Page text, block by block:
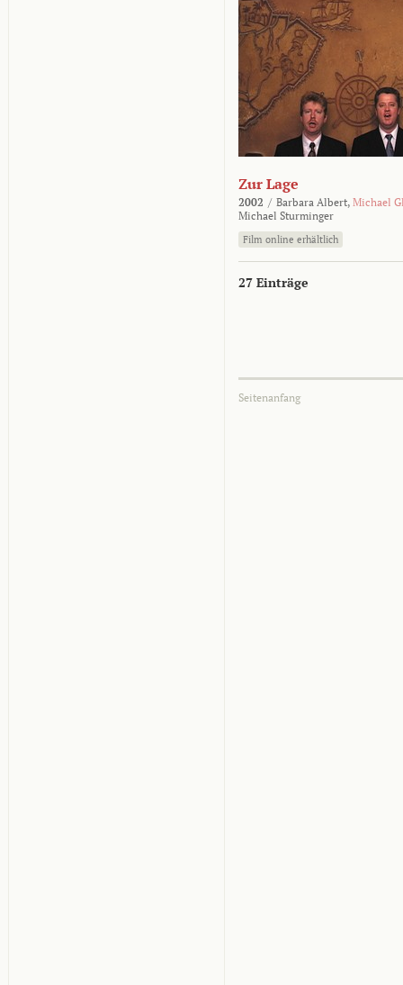
Zur Lage
2002 / Barbara Albert, Michael
Michael Sturminger
Film online erhältlich
27 Einträge
Seitenanfang